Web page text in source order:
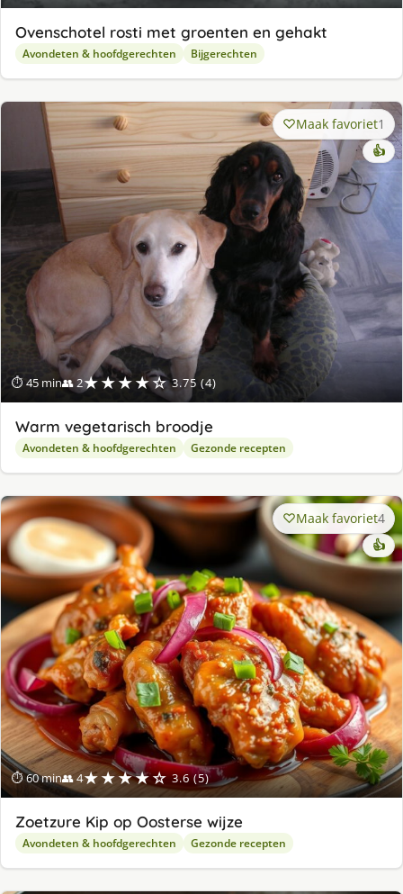
Ovenschotel rosti met groenten en gehakt
Avondeten & hoofdgerechten Bijgerechten
⏱ 45 min👥 2★★★★☆ 3.75 (4)
Maak favoriet1
👍
Warm vegetarisch broodje
Avondeten & hoofdgerechten Gezonde recepten
⏱ 60 min👥 4★★★★☆ 3.6 (5)
Maak favoriet4
👍
Zoetzure Kip op Oosterse wijze
Avondeten & hoofdgerechten Gezonde recepten